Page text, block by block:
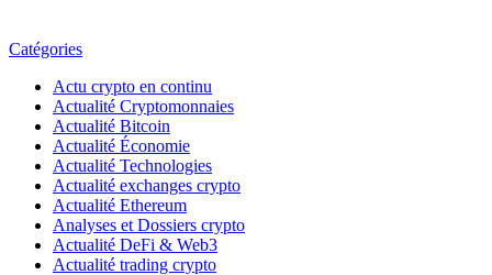
Catégories
Actu crypto en continu
Actualité Cryptomonnaies
Actualité Bitcoin
Actualité Économie
Actualité Technologies
Actualité exchanges crypto
Actualité Ethereum
Analyses et Dossiers crypto
Actualité DeFi & Web3
Actualité trading crypto